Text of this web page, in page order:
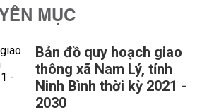
MỤC
Bản đồ quy hoạch giao
thông xã Nam Lý, tỉnh
Ninh Bình thời kỳ 2021 -
2030